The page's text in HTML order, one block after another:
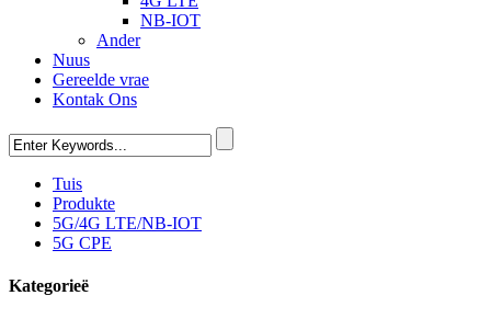
NB-IOT
Ander
Nuus
Gereelde vrae
Kontak Ons
Tuis
Produkte
5G/4G LTE/NB-IOT
5G CPE
Kategorieë